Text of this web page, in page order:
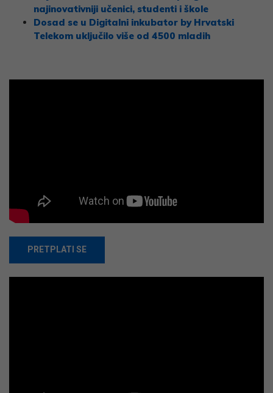
najinovativniji učenici, studenti i škole
Dosad se u Digitalni inkubator by Hrvatski
Telekom uključilo više od 4500 mladih
PRETPLATI SE